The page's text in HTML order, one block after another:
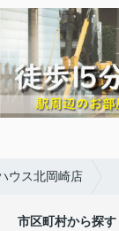
ウス北岡崎店
市区町村から探す